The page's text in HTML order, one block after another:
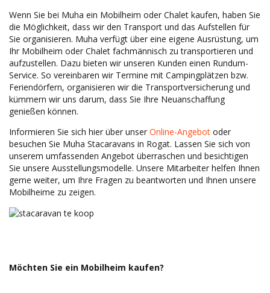
Wenn Sie bei Muha ein Mobilheim oder Chalet kaufen, haben Sie
die Möglichkeit, dass wir den Transport und das Aufstellen für
Sie organisieren. Muha verfügt über eine eigene Ausrüstung, um
Ihr Mobilheim oder Chalet fachmännisch zu transportieren und
aufzustellen. Dazu bieten wir unseren Kunden einen Rundum-
Service. So vereinbaren wir Termine mit Campingplätzen bzw.
Feriendörfern, organisieren wir die Transportversicherung und
kümmern wir uns darum, dass Sie Ihre Neuanschaffung
genießen können.
Informieren Sie sich hier über unser Online-Angebot oder
besuchen Sie Muha Stacaravans in Rogat. Lassen Sie sich von
unserem umfassenden Angebot überraschen und besichtigen
Sie unsere Ausstellungsmodelle. Unsere Mitarbeiter helfen Ihnen
gerne weiter, um Ihre Fragen zu beantworten und Ihnen unsere
Mobilheime zu zeigen.
Möchten Sie ein Mobilheim kaufen?